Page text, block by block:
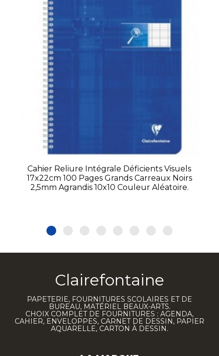
Cahier Reliure Intégrale Déficients Visuels
17x22cm 100 Pages Grands Carreaux Noirs
2,5mm Agrandis 10x10 Couleur Aléatoire.
Clairefontaine
PAPETERIE, FOURNITURES SCOLAIRES ET DE
BUREAU, MATÉRIEL BEAUX-ARTS.
CHOIX COMPLET DE FOURNITURES : AGENDA,
CAHIER, ENVELOPPES, CARNET DE DESSIN, PAPIER
AQUARELLE, CARTON À DESSIN.